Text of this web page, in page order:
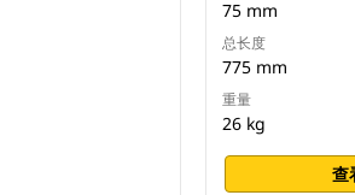
75 mm
总长度
775 mm
重量
26 kg
查